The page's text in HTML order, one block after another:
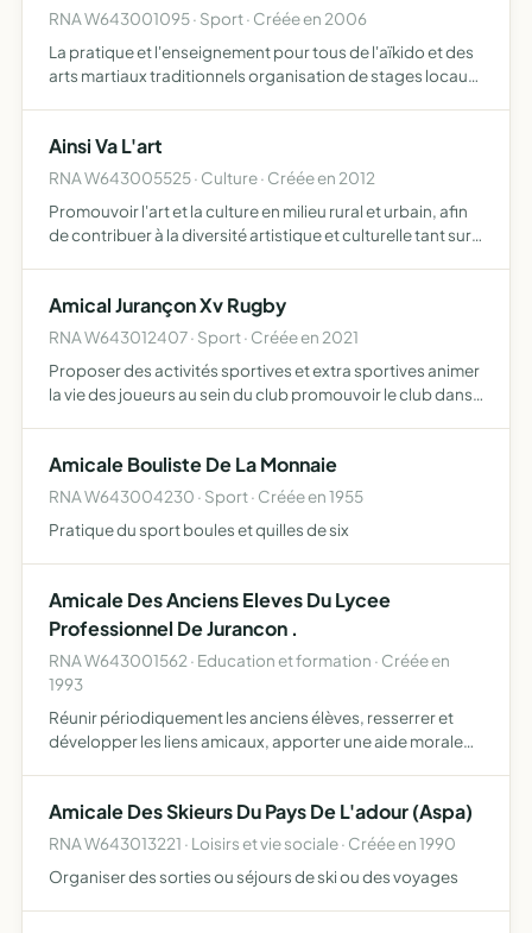
RNA W643001095 · Sport · Créée en 2006
La pratique et l'enseignement pour tous de l'aïkido et des
arts martiaux traditionnels organisation de stages locaux,
Ainsi Va L'art
RNA W643005525 · Culture · Créée en 2012
Promouvoir l'art et la culture en milieu rural et urbain, afin
de contribuer à la diversité artistique et culturelle tant sur
Amical Jurançon Xv Rugby
RNA W643012407 · Sport · Créée en 2021
Proposer des activités sportives et extra sportives animer
la vie des joueurs au sein du club promouvoir le club dans
Amicale Bouliste De La Monnaie
RNA W643004230 · Sport · Créée en 1955
Pratique du sport boules et quilles de six
Amicale Des Anciens Eleves Du Lycee
Professionnel De Jurancon .
RNA W643001562 · Education et formation · Créée en
1993
Réunir périodiquement les anciens élèves, resserrer et
développer les liens amicaux, apporter une aide morale
Amicale Des Skieurs Du Pays De L'adour (Aspa)
RNA W643013221 · Loisirs et vie sociale · Créée en 1990
Organiser des sorties ou séjours de ski ou des voyages